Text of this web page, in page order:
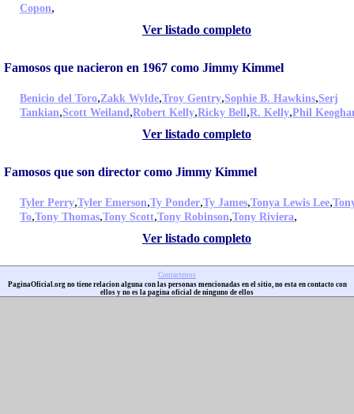
Copon,
Ver listado completo
Famosos que nacieron en 1967 como Jimmy Kimmel
Benicio del Toro,Zakk Wylde,Troy Gentry,Sophie B. Hawkins,Serj
Tankian,Scott Weiland,Robert Kelly,Ricky Bell,R. Kelly,Phil
Ver listado completo
Famosos que son director como Jimmy Kimmel
Tyler Perry,Tyler Emerson,Ty Ponder,Ty James,Tonya Lewis Lee,
To,Tony Thomas,Tony Scott,Tony Robinson,Tony Riviera,
Ver listado completo
Contactenos
PaginaOficial.org no tiene relacion alguna con las personas mencionadas en el sitio, no esta en contacto con
ellos y no es la pagina oficial de ninguno de ellos